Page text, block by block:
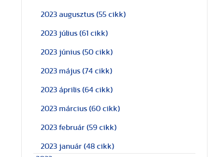
2023 augusztus (55 cikk)
2023 július (61 cikk)
2023 június (50 cikk)
2023 május (74 cikk)
2023 április (64 cikk)
2023 március (60 cikk)
2023 február (59 cikk)
2023 január (48 cikk)